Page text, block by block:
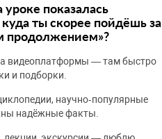
уроке показалась
ты скорее пойдёшь за
продолжением»?
видеоплатформы — там быстро
и подборки.
научно‑популярные
надёжные факты.